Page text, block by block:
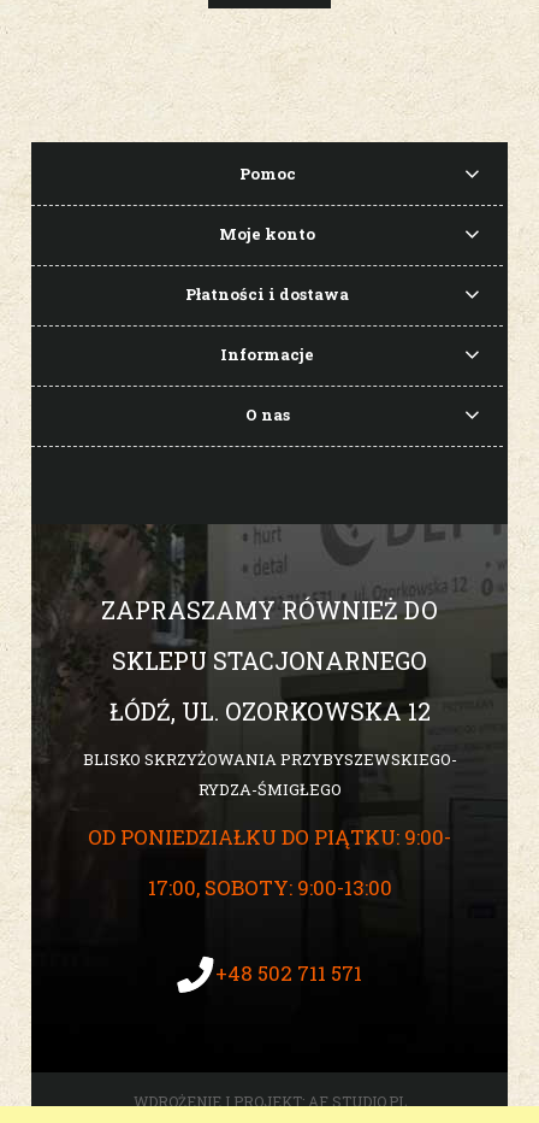
Pomoc
Moje konto
Płatności i dostawa
Informacje
O nas
ZAPRASZAMY RÓWNIEŻ DO
SKLEPU STACJONARNEGO
ŁÓDŹ, UL. OZORKOWSKA 12
BLISKO SKRZYŻOWANIA PRZYBYSZEWSKIEGO-
RYDZA-ŚMIGŁEGO
OD PONIEDZIAŁKU DO PIĄTKU: 9:00-
17:00, SOBOTY: 9:00-13:00
+48 502 711 571
WDROŻENIE I PROJEKT: AF STUDIO.PL